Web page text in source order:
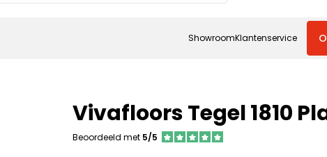
ShowroomKlantenservice
Vivafloors Tegel 1810
Beoordeeld met 5/5